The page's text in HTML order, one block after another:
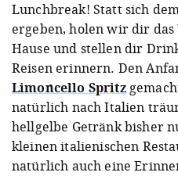
A post shared by
Lunchbreak! Statt sich
ergeben, holen wir dir
Hause und stellen dir
Reisen erinnern. Den
Limoncello Spritz
natürlich nach Italien
hellgelbe Getränk bisher
kleinen italienischen
natürlich auch eine